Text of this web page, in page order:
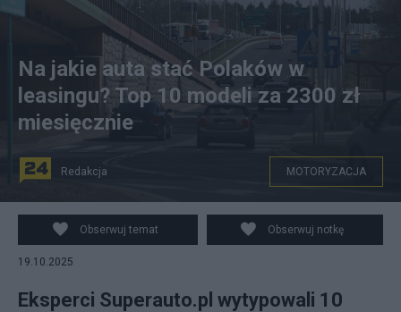
Estakada na drodze krajowej S8, skrzyżowanie Trasy
Generalskiej z ulicą Świętokrzyską, 9 bm. (mz/ibor)
PAP/Michał Zieliński
Na jakie auta stać Polaków w
leasingu? Top 10 modeli za 2300 zł
miesięcznie
Redakcja MOTORYZACJA
Obserwuj temat Obserwuj notkę
19.10.2025
Eksperci Superauto.pl wytypowali 10